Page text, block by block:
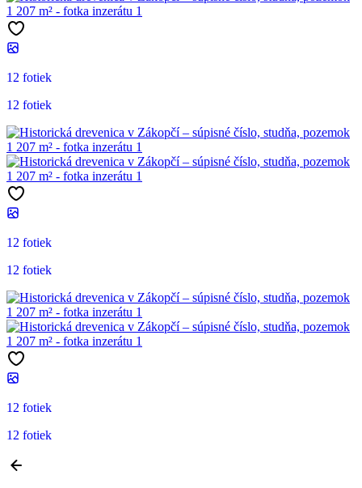
12 fotiek
12 fotiek
12 fotiek
12 fotiek
12 fotiek
12 fotiek